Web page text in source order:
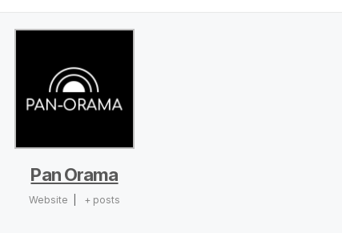
Pan Orama
Website + posts